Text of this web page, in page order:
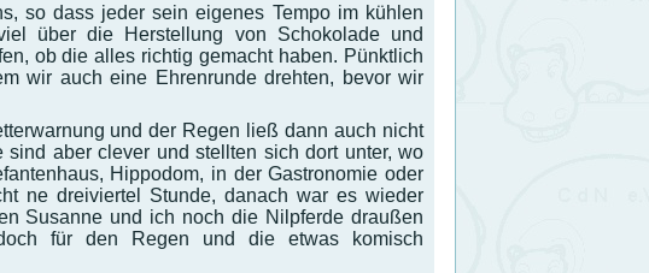
so dass jeder sein eigenes Tempo im kühlen
über die Herstellung von Schokolade und
ob die alles richtig gemacht haben. Pünktlich
wir auch eine Ehrenrunde drehten, bevor wir
und der Regen ließ dann auch nicht
aber clever und stellten sich dort unter, wo
Hippodom, in der Gastronomie oder
ne dreiviertel Stunde, danach war es wieder
Susanne und ich noch die Nilpferde draußen
für den Regen und die etwas komisch